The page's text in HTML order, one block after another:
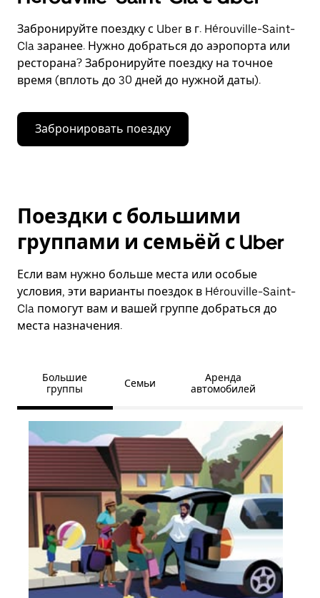
Забронируйте поездку с Uber в г. Hérouville-Saint-
Cla заранее. Нужно добраться до аэропорта или
ресторана? Забронируйте поездку на точное
время (вплоть до 30 дней до нужной даты).
Забронировать поездку
Поездки с большими
группами и семьёй с Uber
Если вам нужно больше места или особые
условия, эти варианты поездок в Hérouville-Saint-
Cla помогут вам и вашей группе добраться до
места назначения.
Большие
группы
Семьи
Аренда
автомобилей